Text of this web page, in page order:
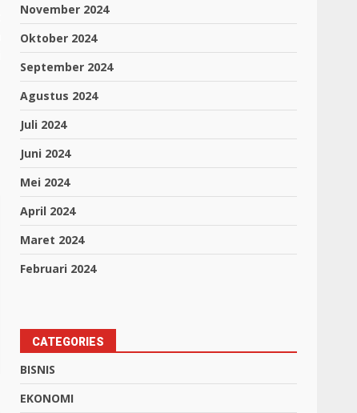
November 2024
Oktober 2024
September 2024
Agustus 2024
Juli 2024
Juni 2024
Mei 2024
April 2024
Maret 2024
Februari 2024
CATEGORIES
BISNIS
EKONOMI